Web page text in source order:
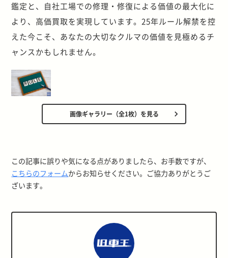
鑑定と、自社工場での修理・修復による価値の最大化に
より、高価買取を実現しています。25年ルール解禁を控
えた今こそ、あなたの大切なクルマの価値を見極めるチ
ャンスかもしれません。
画像ギャラリー（全1枚）を見る
この記事に誤りや気になる点がありましたら、お手数ですが、
こちらのフォームからお知らせください。ご協力ありがとうご
ざいます。